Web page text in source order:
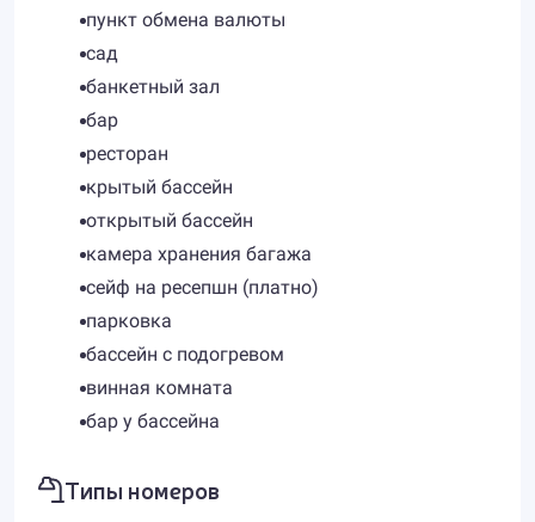
пункт обмена валюты
сад
банкетный зал
бар
ресторан
крытый бассейн
открытый бассейн
камера хранения багажа
сейф на ресепшн (платно)
парковка
бассейн с подогревом
винная комната
бар у бассейна
Типы номеров